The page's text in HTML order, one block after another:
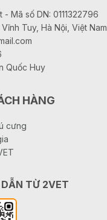
Mã số DN: 0111322796
Tuy, Hà Nội, Việt Nam
Quốc Huy
HÀNG
cưng
TỪ 2VET